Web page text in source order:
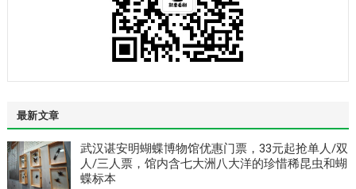
最新文章
武汉谌安明蝴蝶博物馆优惠门票，33元起抢单人/双
人/三人票，馆内含七大洲八大洋的珍惜稀昆虫和蝴
蝶标本